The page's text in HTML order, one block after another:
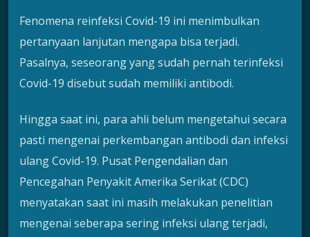
Fenomena reinfeksi Covid-19 ini menimbulkan
pertanyaan lanjutan mengapa bisa terjadi.
Pasalnya, seseorang yang sudah pernah terinfeksi
Covid-19 disebut sudah memiliki antibodi.
Hingga saat ini, para ahli belum mengetahui secara
pasti mengenai perkembangan antibodi dan infeksi
ulang Covid-19. Pusat Pengendalian dan
Pencegahan Penyakit Amerika Serikat (CDC)
menyatakan saat ini masih melakukan penelitian
mengenai seberapa sering infeksi ulang terjadi,